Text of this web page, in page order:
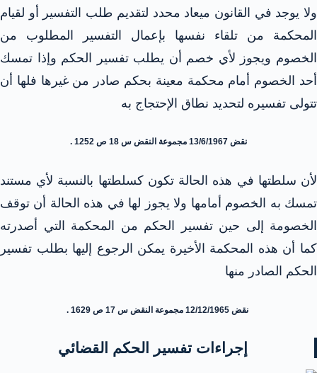
ولا يوجد في القانون ميعاد محدد لتقديم طلب التفسير أو لقيام
المحكمة من تلقاء نفسها بإعمال التفسير المطلوب من
الخصوم ويجوز لأي خصم أن يطلب تفسير الحكم وإذا تمسك
أحد الخصوم أمام محكمة معينة بحكم صادر من غيرها فلها أن
تتولى تفسيره لتحديد نطاق الإحتجاج به
نقض 13/6/1967 مجموعة النقض س 18 ص 1252 .
لأن سلطتها في هذه الحالة تكون كسلطتها بالنسبة لأي مستند
تمسك به الخصوم أمامها ولا يجوز لها في هذه الحالة أن توقف
الخصومة إلى حين تفسير الحكم من المحكمة التي أصدرته
كما أن هذه المحكمة الأخيرة يمكن الرجوع إليها بطلب تفسير
الحكم الصادر منها
نقض 12/12/1965 مجموعة النقض س 17 ص 1629 .
إجراءات تفسير الحكم القضائي